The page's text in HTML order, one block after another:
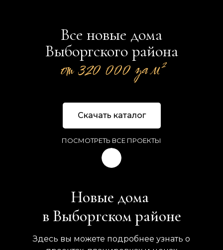
Все новые дома
Выборгского района
от 320 000 за м²
Скачать каталог
ПОСМОТРЕТЬ ВСЕ ПРОЕКТЫ
Новые дома
в Выборгском районе
Здесь вы можете подробнее узнать о